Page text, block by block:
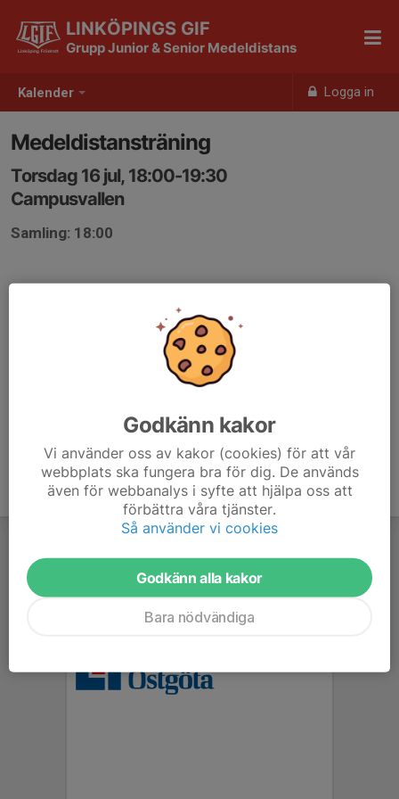
Kalender Logga in
LINKÖPINGS GIF
Grupp Junior & Senior Medeldistans
Medeldistansträning
Torsdag 16 jul, 18:00-19:30
Campusvallen
Samling: 18:00
Godkänn kakor
Vi använder oss av kakor (cookies) för att vår
webbplats ska fungera bra för dig. De används
även för webbanalys i syfte att hjälpa oss att
förbättra våra tjänster.
Så använder vi cookies
Godkänn alla kakor
Bara nödvändiga